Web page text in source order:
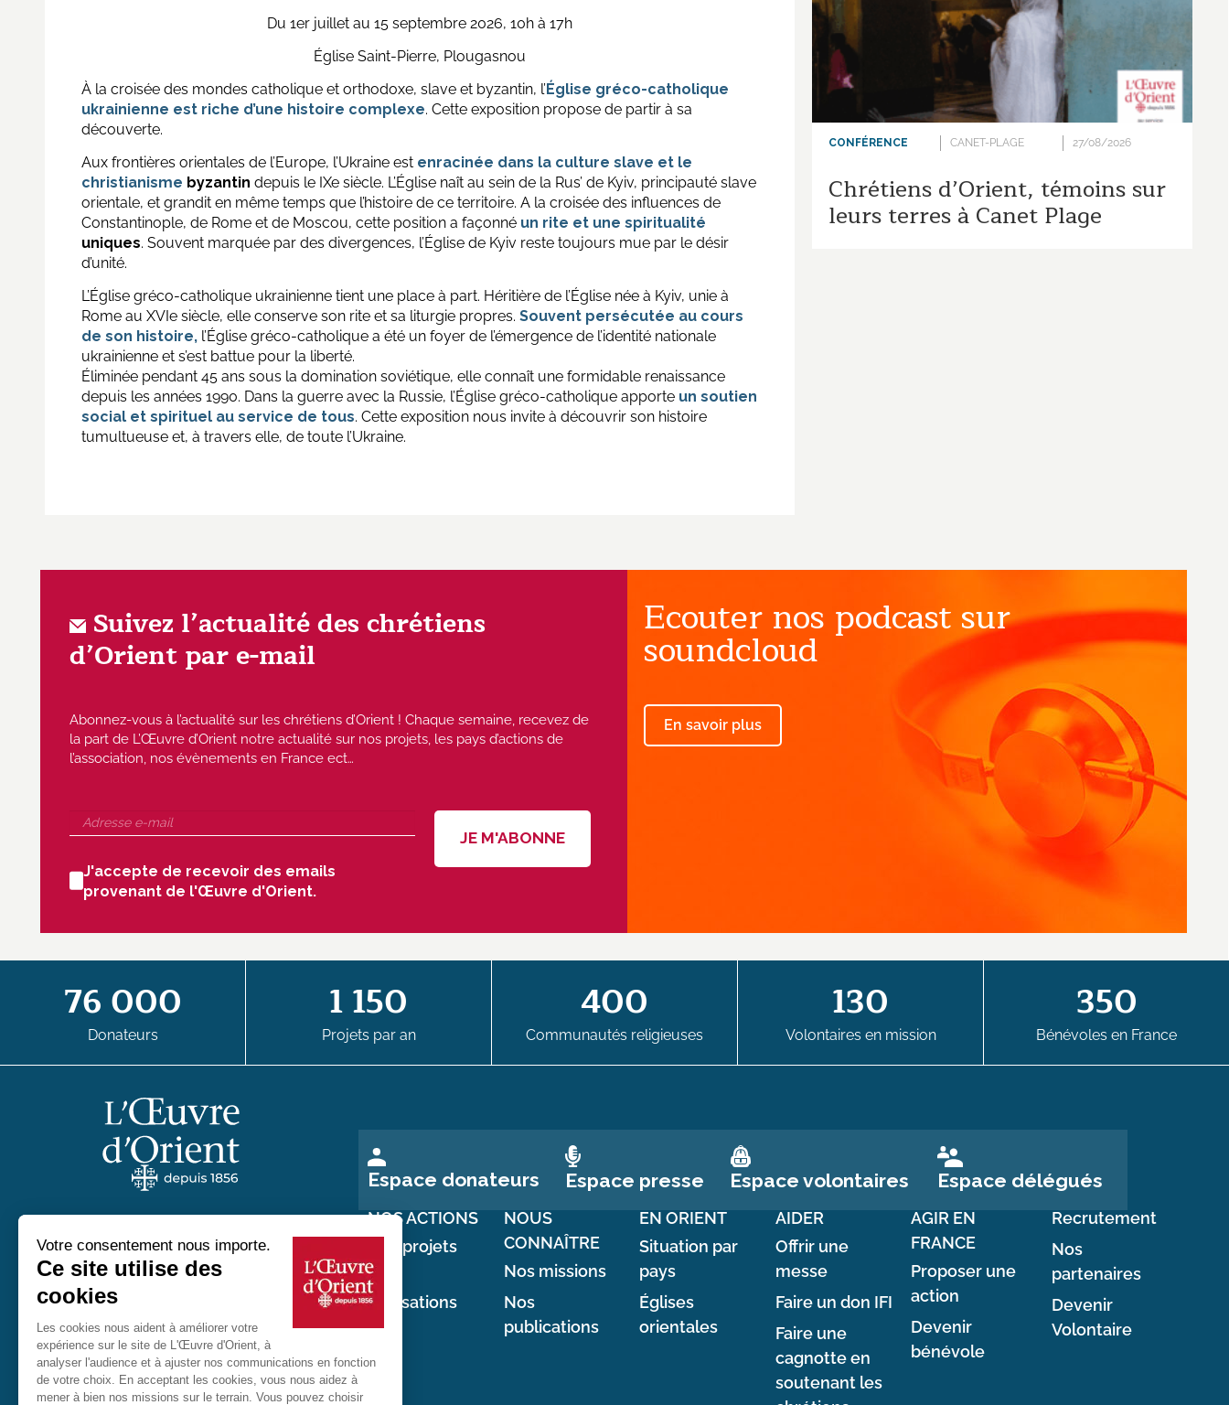
Du 1er juillet au 15 septembre 2026, 10h à 17h
Église Saint-Pierre, Plougasnou
À la croisée des mondes catholique et orthodoxe, slave et byzantin, l’Église gréco-catholique
ukrainienne est riche d’une histoire complexe. Cette exposition propose de partir à sa
découverte.
Aux frontières orientales de l’Europe, l’Ukraine est enracinée dans la culture slave et le
christianisme byzantin depuis le IXe siècle. L’Église naît au sein de la Rus’ de Kyiv, principauté slave
orientale, et grandit en même temps que l’histoire de ce territoire. A la croisée des influences de
Constantinople, de Rome et de Moscou, cette position a façonné un rite et une spiritualité
uniques. Souvent marquée par des divergences, l’Église de Kyiv reste toujours mue par le désir
d’unité.
L’Église gréco-catholique ukrainienne tient une place à part. Héritière de l’Église née à Kyiv, unie à
Rome au XVIe siècle, elle conserve son rite et sa liturgie propres. Souvent persécutée au cours
de son histoire,l’Église gréco-catholique a été un foyer de l’émergence de l’identité nationale
ukrainienne et s’est battue pour la liberté.
Éliminée pendant 45 ans sous la domination soviétique, elle connaît une formidable renaissance
depuis les années 1990. Dans la guerre avec la Russie, l’Église gréco-catholique apporte un soutien
social et spirituel au service de tous. Cette exposition nous invite à découvrir son histoire
tumultueuse et, à travers elle, de toute l’Ukraine.
CONFÉRENCE CANET-PLAGE 27/08/2026
Chrétiens d’Orient, témoins sur
leurs terres à Canet Plage
Suivez l’actualité des chrétiens
d’Orient par e-mail
Abonnez-vous à l’actualité sur les chrétiens d’Orient ! Chaque semaine, recevez de
la part de L’Œuvre d’Orient notre actualité sur nos projets, les pays d’actions de
l’association, nos évènements en France ect…
J'accepte de recevoir des emails
provenant de l'Œuvre d'Orient.
Ecouter nos podcast sur
soundcloud
En savoir plus
76 000
Donateurs
1 150
Projets par an
400
Communautés religieuses
130
Volontaires en mission
350
Bénévoles en France
Espace donateurs Espace presse Espace volontaires Espace délégués
NOS ACTIONS
Nos projets
Nos
réalisations
NOUS
CONNAÎTRE
Nos missions
Nos
publications
EN ORIENT
Situation par
pays
Églises
orientales
AIDER
Offrir une
messe
Faire un don IFI
Faire une
cagnotte en
soutenant les
AGIR EN
FRANCE
Proposer une
action
Devenir
bénévole
Recrutement
Nos
partenaires
Devenir
Volontaire
Au service des chrétiens d'Orient
01 45 48 54 46
Contactez-nous